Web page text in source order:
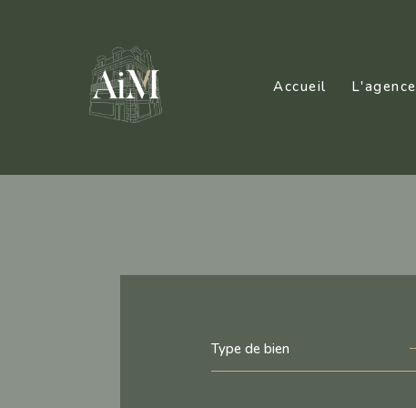
Accueil L'agence
Type de bien